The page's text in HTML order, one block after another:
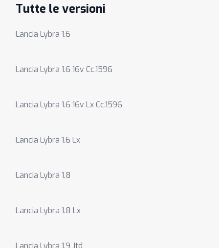
Tutte le versioni
Lancia Lybra 1.6
Lancia Lybra 1.6 16v Cc.1596
Lancia Lybra 1.6 16v Lx Cc.1596
Lancia Lybra 1.6 Lx
Lancia Lybra 1.8
Lancia Lybra 1.8 Lx
Lancia Lybra 1.9 Jtd